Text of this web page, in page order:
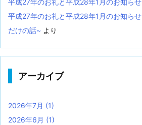
平成27年のお礼と平成28年1月のお知らせ
平成27年のお礼と平成28年1月のお知らせ
だけの話~ より
アーカイブ
2026年7月 (1)
2026年6月 (1)